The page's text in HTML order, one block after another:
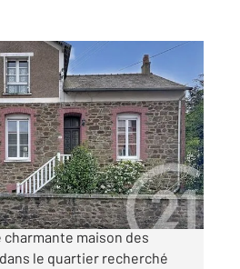
€
de Penthièvre à LAMBALLE
maison des
le quartier recherché